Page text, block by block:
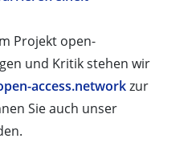
Projekt open-
und Kritik stehen wir
access.networkzur
Sie auch unser